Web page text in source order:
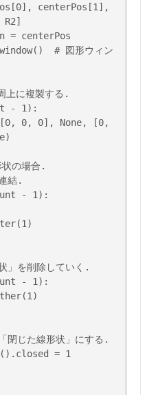
centerPos[1],
= centerPos
# 図形ウィン
上に複製する.
- 1):
の場合.